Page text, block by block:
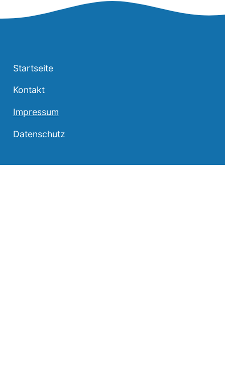
Startseite
Kontakt
Impressum
Datenschutz